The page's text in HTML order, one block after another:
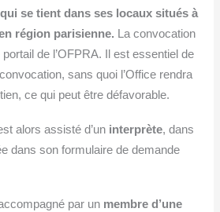
se tient dans ses locaux situés à
région parisienne. La convocation
de l’OFPRA. Il est essentiel de
sans quoi l’Office rendra
ce qui peut être défavorable.
alors assisté d’un interprète, dans
dans son formulaire de demande
par un membre d’une